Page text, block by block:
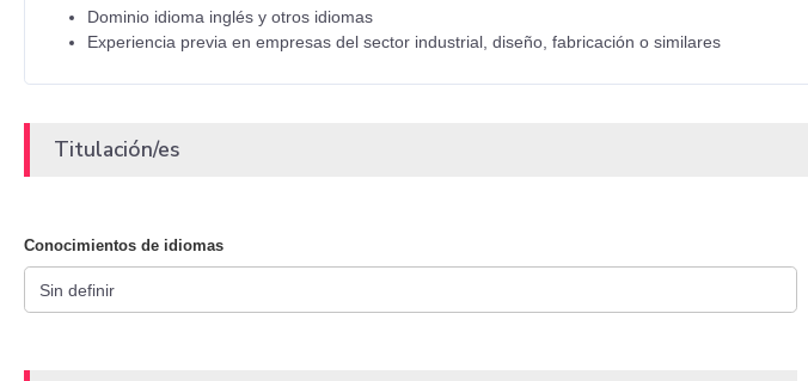
Dominio idioma inglés y otros idiomas
Experiencia previa en empresas del sector industrial, diseño, fabricación o similares
Titulación/es
Conocimientos de idiomas